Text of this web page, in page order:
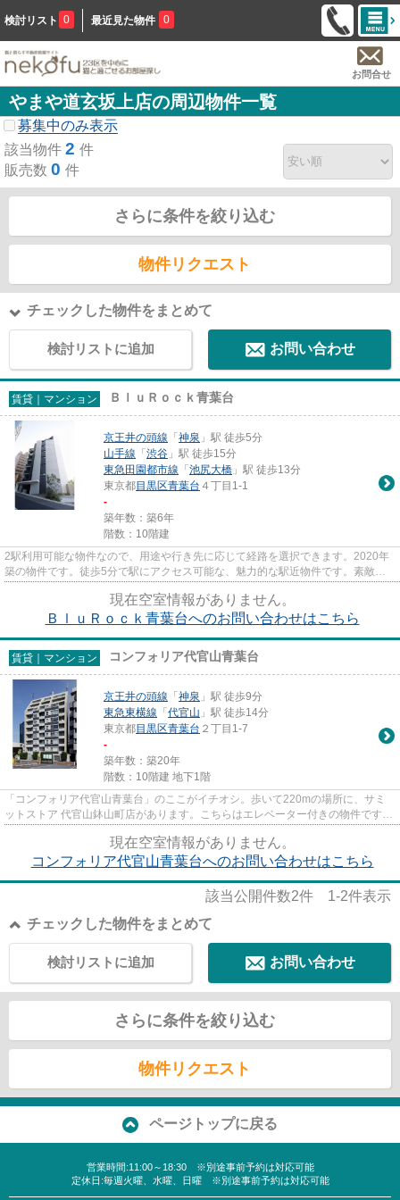
検討リスト 0 最近見た物件 0
お問合せ
やまや道玄坂上店の周辺物件一覧
募集中のみ表示
該当物件 2 件
販売数 0 件
さらに条件を絞り込む
物件リクエスト
チェックした物件をまとめて
検討リストに追加 お問い合わせ
賃貸｜マンション ＢｌｕＲｏｃｋ青葉台
京王井の頭線 「 神泉 」駅 徒歩5分
山手線 「 渋谷 」駅 徒歩15分
東急田園都市線 「 池尻大橋 」駅 徒歩13分
東京都目黒区青葉台 ４丁目1-1
-
築年数：築6年
階数：10階建
2駅利用可能な物件なので、用途や行き先に応じて経路を選択できます。2020年
築の物件です。徒歩5分で駅にアクセス可能な、魅力的な駅近物件です。素敵な
現在空室情報がありません。
ＢｌｕＲｏｃｋ青葉台へのお問い合わせはこちら
賃貸｜マンション コンフォリア代官山青葉台
京王井の頭線 「 神泉 」駅 徒歩9分
東急東横線 「 代官山 」駅 徒歩14分
東京都目黒区青葉台 ２丁目1-7
-
築年数：築20年
階数：10階建 地下1階
「コンフォリア代官山青葉台」のここがイチオシ。歩いて220mの場所に、サミ
ットストア 代官山鉢山町店があります。こちらはエレベーター付きの物件です。
現在空室情報がありません。
コンフォリア代官山青葉台へのお問い合わせはこちら
該当公開件数2件 1-2件表示
チェックした物件をまとめて
お問い合わせ
検討リストに追加
さらに条件を絞り込む
物件リクエスト
ページトップに戻る
営業時間:11:00～18:30 ※別途事前予約は対応可能
定休日:毎週火曜、水曜、日曜 ※別途事前予約は対応可能